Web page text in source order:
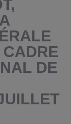
DE